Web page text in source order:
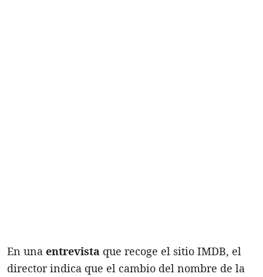
En una entrevista que recoge el sitio IMDB, el
director indica que el cambio del nombre de la